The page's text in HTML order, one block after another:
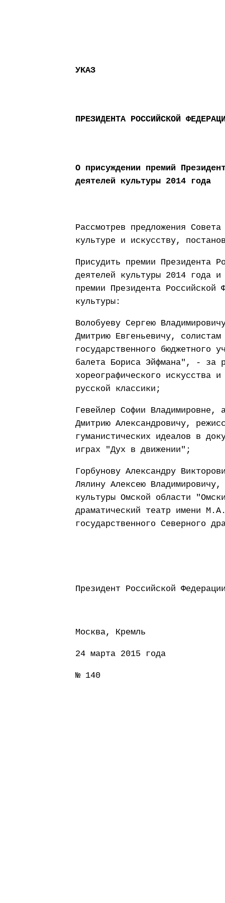
УКАЗ
ПРЕЗИДЕНТА РОССИЙСКОЙ
О присуждении премий
деятелей культуры 2014 года
Рассмотрев предложения
культуре и искусству,
Присудить премии Президента
деятелей культуры 2014 года и
премии Президента Российской
культуры:
Волобуеву Сергею
Дмитрию Евгеньевичу,
государственного бюджетного
балета Бориса Эйфмана", - за
хореографического искусства
русской классики;
Гевейлер Софии Владимировне,
Дмитрию Александровичу,
гуманистических идеалов в
играх "Дух в движении";
Горбунову Александру
Лялину Алексею
культуры Омской области
драматический театр имени
государственного Северного
Президент
Москва, Кремль
24 марта 2015 года
№ 140